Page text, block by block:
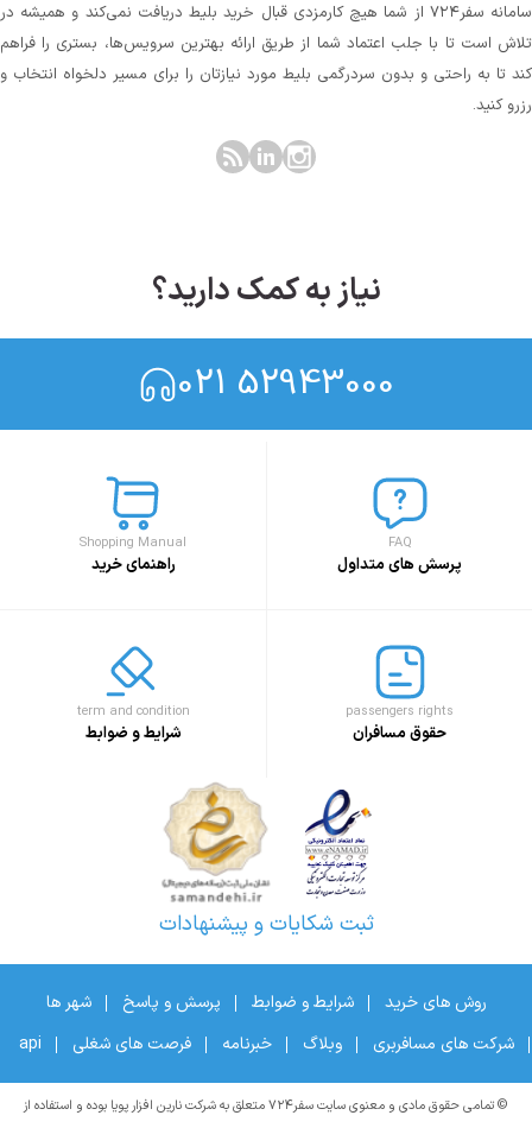
سامانه سفر۷۲۴ از شما هیچ کارمزدی قبال خرید بلیط دریافت نمی‌کند و همیشه در
تلاش است تا با جلب اعتماد شما از طریق ارائه بهترین سرویس‌ها، بستری را فراهم
کند تا به راحتی و بدون سردرگمی بلیط مورد نیازتان را برای مسیر دلخواه انتخاب و
رزرو کنید.
نیاز به کمک دارید؟
021 52943000
FAQ
پرسش های متداول
Shopping Manual
راهنمای خرید
passengers rights
حقوق مسافران
term and condition
شرایط و ضوابط
ثبت شکایات و پیشنهادات
روش های خرید شرایط و ضوابط پرسش و پاسخ
شهر ها
شرکت های مسافربری
وبلاگ خبرنامه فرصت های شغلی api
© تمامی حقوق مادی و معنوی سایت سفر۷۲۴ متعلق به شرکت نارین افزار پویا بوده و استفاده از